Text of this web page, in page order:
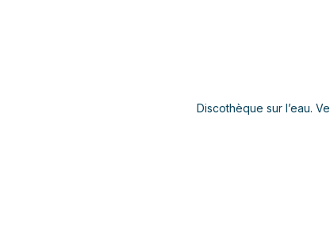
Discothèque sur l’eau.